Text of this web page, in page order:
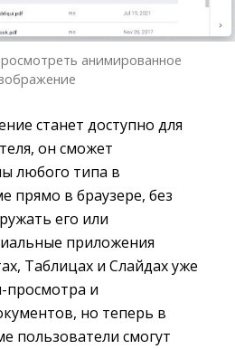
анимированное
станет доступно для
он сможет
любого типа в
прямо в браузере, без
его или
приложения
Таблицах и Слайдах уже
просмотра и
но теперь в
пользователи смогут